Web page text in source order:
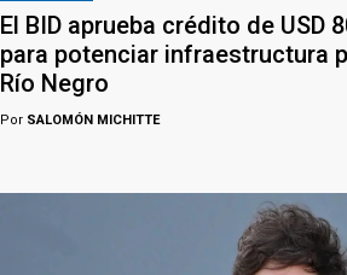
El BID aprueba crédito de USD
para potenciar infraestructura
Río Negro
Por SALOMÓN MICHITTE